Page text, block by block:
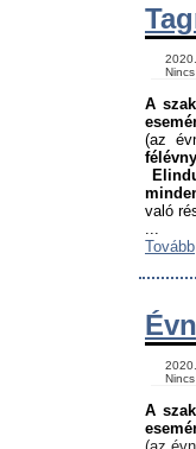
A
(az
való
Tovább
A
(az